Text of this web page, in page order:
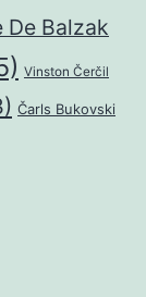
De Balzak
Vinston Čerčil
Čarls Bukovski